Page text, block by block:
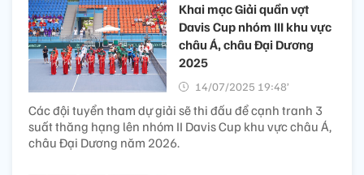
Khai mạc Giải quần vợt
Davis Cup nhóm III khu vực
châu Á, châu Đại Dương
2025
14/07/2025 19:48’
Các đội tuyển tham dự giải sẽ thi đấu để cạnh tranh 3
suất thăng hạng lên nhóm II Davis Cup khu vực châu Á,
châu Đại Dương năm 2026.